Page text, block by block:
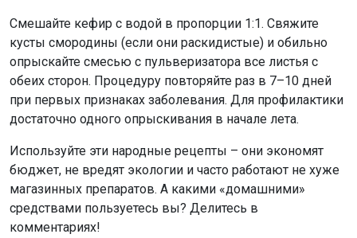
Смешайте кефир с водой в пропорции 1:1. Свяжите
кусты смородины (если они раскидистые) и обильно
опрыскайте смесью с пульверизатора все листья с
обеих сторон. Процедуру повторяйте раз в 7–10 дней
при первых признаках заболевания. Для профилактики
достаточно одного опрыскивания в начале лета.
Используйте эти народные рецепты – они экономят
бюджет, не вредят экологии и часто работают не хуже
магазинных препаратов. А какими «домашними»
средствами пользуетесь вы? Делитесь в
комментариях!